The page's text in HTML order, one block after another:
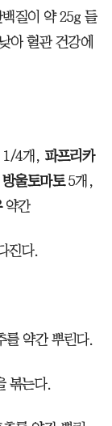
질이 약 25g 들
아 혈관 건강에
1/4개, 파프리카
방울토마토5개,
약간
진다.
를 약간 뿌린다.
볶는다.